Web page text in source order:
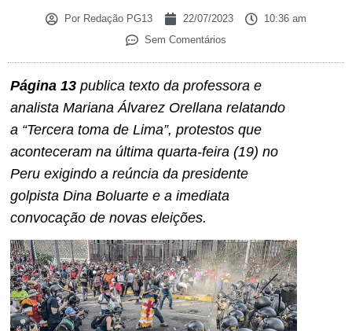
Por Redação PG13 22/07/2023
10:36 am
Sem Comentários
Página 13 publica texto da professora e
analista Mariana Álvarez Orellana relatando
a “Tercera toma de Lima”, protestos que
aconteceram na última quarta-feira (19) no
Peru exigindo a reúncia da presidente
golpista Dina Boluarte e a imediata
convocação de novas eleições.